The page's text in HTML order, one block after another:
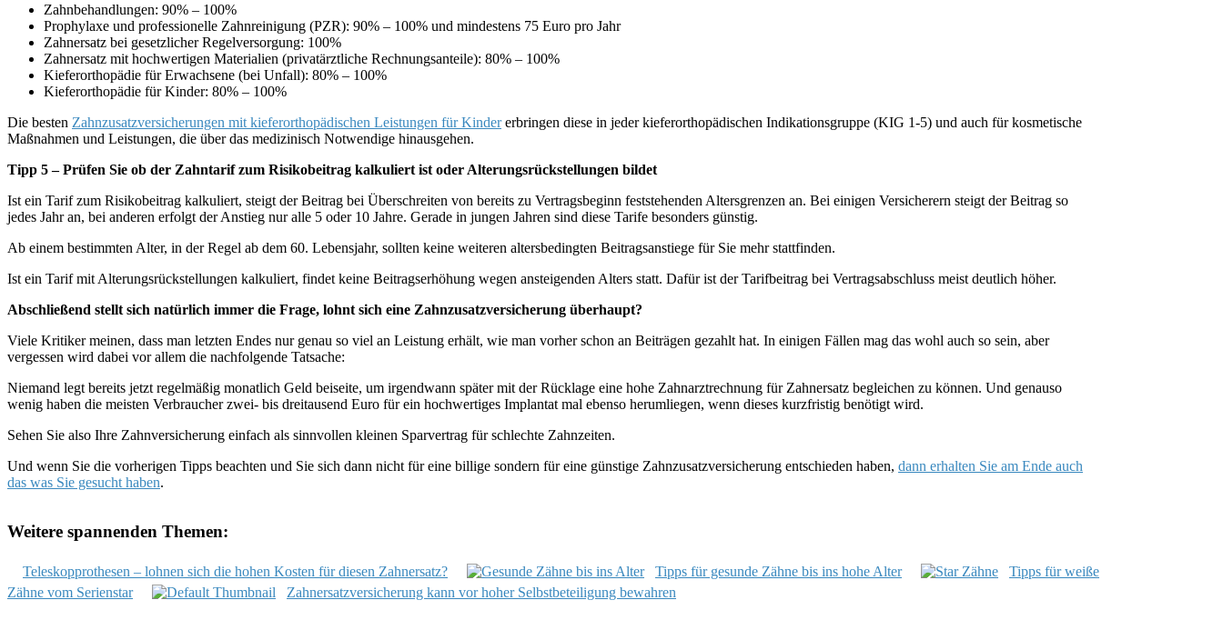
Zahnbehandlungen: 90% – 100%
Prophylaxe und professionelle Zahnreinigung (PZR): 90% – 100% und mindestens 75 Euro pro Jahr
Zahnersatz bei gesetzlicher Regelversorgung: 100%
Zahnersatz mit hochwertigen Materialien (privatärztliche Rechnungsanteile): 80% – 100%
Kieferorthopädie für Erwachsene (bei Unfall): 80% – 100%
Kieferorthopädie für Kinder: 80% – 100%
Die besten Zahnzusatzversicherungen mit kieferorthopädischen Leistungen für Kindererbringen diese in jeder kieferorthopädischen Indikationsgruppe (KIG 1-5) und auch für kosmetische
Maßnahmen und Leistungen, die über das medizinisch Notwendige hinausgehen.
Tipp 5 – Prüfen Sie ob der Zahntarif zum Risikobeitrag kalkuliert ist oder Alterungsrückstellungen bildet
Ist ein Tarif zum Risikobeitrag kalkuliert, steigt der Beitrag bei Überschreiten von bereits zu Vertragsbeginn feststehenden Altersgrenzen an. Bei einigen Versicherern steigt der Beitrag so
jedes Jahr an, bei anderen erfolgt der Anstieg nur alle 5 oder 10 Jahre. Gerade in jungen Jahren sind diese Tarife besonders günstig.
Ab einem bestimmten Alter, in der Regel ab dem 60. Lebensjahr, sollten keine weiteren altersbedingten Beitragsanstiege für Sie mehr stattfinden.
Ist ein Tarif mit Alterungsrückstellungen kalkuliert, findet keine Beitragserhöhung wegen ansteigenden Alters statt. Dafür ist der Tarifbeitrag bei Vertragsabschluss meist deutlich höher.
Abschließend stellt sich natürlich immer die Frage, lohnt sich eine Zahnzusatzversicherung überhaupt?
Viele Kritiker meinen, dass man letzten Endes nur genau so viel an Leistung erhält, wie man vorher schon an Beiträgen gezahlt hat. In einigen Fällen mag das wohl auch so sein, aber
vergessen wird dabei vor allem die nachfolgende Tatsache:
Niemand legt bereits jetzt regelmäßig monatlich Geld beiseite, um irgendwann später mit der Rücklage eine hohe Zahnarztrechnung für Zahnersatz begleichen zu können. Und genauso
wenig haben die meisten Verbraucher zwei- bis dreitausend Euro für ein hochwertiges Implantat mal ebenso herumliegen, wenn dieses kurzfristig benötigt wird.
Sehen Sie also Ihre Zahnversicherung einfach als sinnvollen kleinen Sparvertrag für schlechte Zahnzeiten.
Und wenn Sie die vorherigen Tipps beachten und Sie sich dann nicht für eine billige sondern für eine günstige Zahnzusatzversicherung entschieden haben, dann erhalten Sie am Ende auch
das was Sie gesucht haben.
Weitere spannenden Themen:
Teleskopprothesen – lohnen sich die hohen Kosten für diesen Zahnersatz? Tipps für gesunde Zähne bis ins hohe Alter
Tipps für weiße
Zähne vom Serienstar
Zahnersatzversicherung kann vor hoher Selbstbeteiligung bewahren